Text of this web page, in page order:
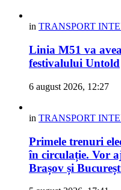
in TRANSPORT
Linia M51 va
festivalului Untold
6 august 2026, 12:27
in TRANSPORT
Primele trenuri
în circulație. Vor
Brașov și